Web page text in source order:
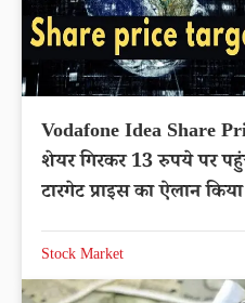
Vodafone Idea Share
शेयर गिरकर 13 रुपये पर
टारगेट प्राइस का ऐलान किया
Stock Market